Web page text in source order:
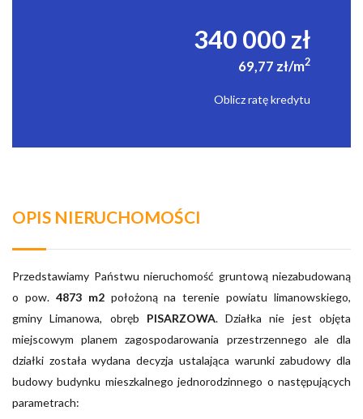
340 000 zł
69,77 zł/m2
Oblicz ratę kredytu
OPIS NIERUCHOMOŚCI
Przedstawiamy Państwu nieruchomość gruntową niezabudowaną
o pow.4873 m2 położoną na terenie powiatu limanowskiego,
gminy Limanowa, obręb PISARZOWA. Działka nie jest objęta
miejscowym planem zagospodarowania przestrzennego ale dla
działki została wydana decyzja ustalająca warunki zabudowy dla
budowy budynku mieszkalnego jednorodzinnego o następujących
parametrach: